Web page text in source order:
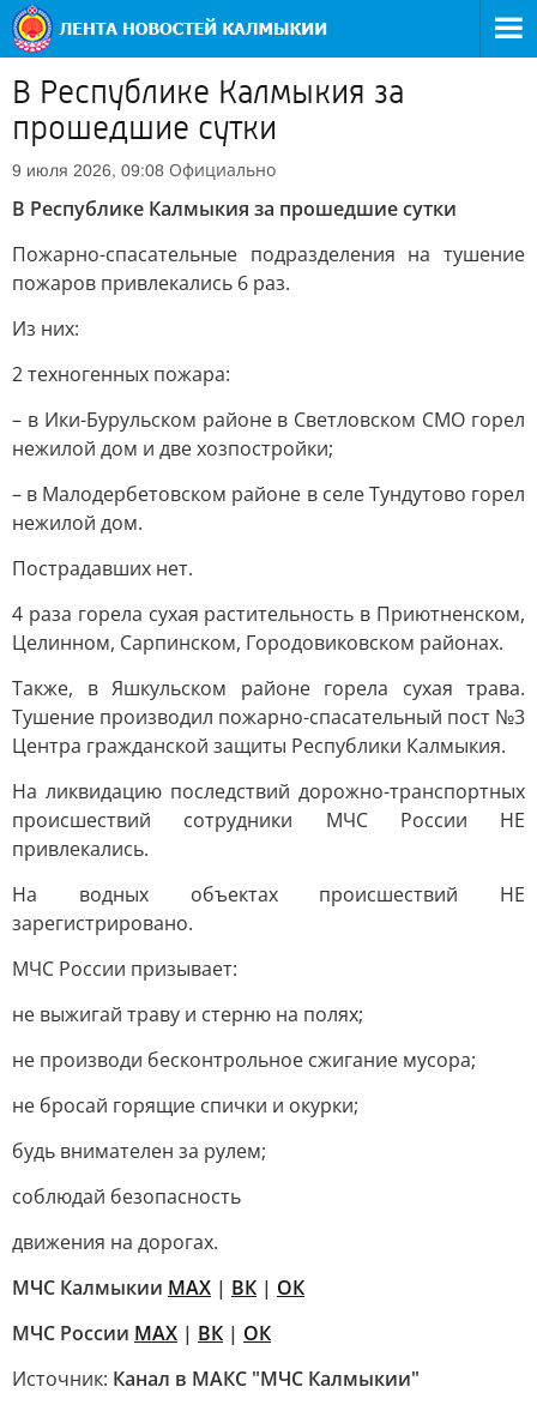
В Республике Калмыкия за
прошедшие сутки
9 июля 2026, 09:08 Официально
В Республике Калмыкия за прошедшие сутки
Пожарно-спасательные подразделения на тушение
пожаров привлекались 6 раз.
Из них:
2 техногенных пожара:
– в Ики-Бурульском районе в Светловском СМО горел
нежилой дом и две хозпостройки;
– в Малодербетовском районе в селе Тундутово горел
нежилой дом.
Пострадавших нет.
4 раза горела сухая растительность в Приютненском,
Целинном, Сарпинском, Городовиковском районах.
Также, в Яшкульском районе горела сухая трава.
Тушение производил пожарно-спасательный пост №3
Центра гражданской защиты Республики Калмыкия.
На ликвидацию последствий дорожно-транспортных
происшествий сотрудники МЧС России НЕ
привлекались.
На водных объектах происшествий НЕ
зарегистрировано.
МЧС России призывает:
не выжигай траву и стерню на полях;
не производи бесконтрольное сжигание мусора;
не бросай горящие спички и окурки;
будь внимателен за рулем;
соблюдай безопасность
движения на дорогах.
МЧС Калмыкии MAX | ВК | ОК
МЧС России MAX | ВК | ОК
Источник: Канал в МАКС "МЧС Калмыкии"